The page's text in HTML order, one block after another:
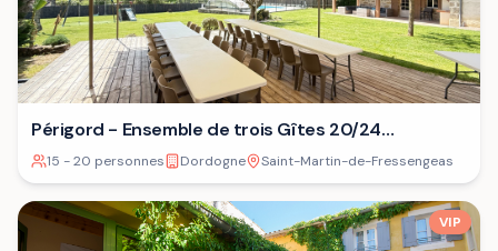
Périgord - Ensemble de trois Gîtes 20/24
personnes⁷
15 - 20 personnes Dordogne Saint-Martin-de-Fressengeas
VIP